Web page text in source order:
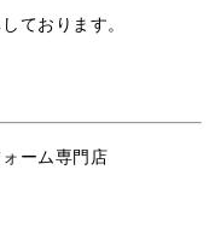
ております。
ーム専門店